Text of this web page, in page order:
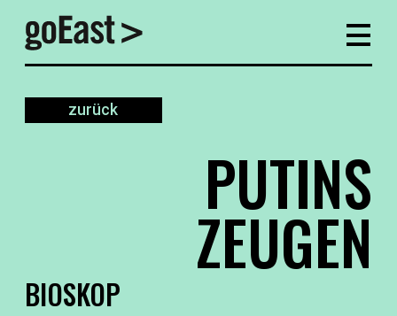
zurück
PUTINS
ZEUGEN
BIOSKOP